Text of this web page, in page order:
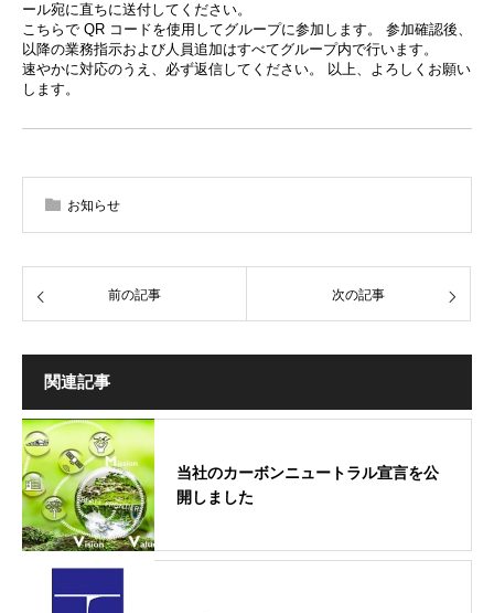
ール宛に直ちに送付してください。
こちらで QR コードを使用してグループに参加します。 参加確認後、
以降の業務指示および人員追加はすべてグループ内で行います。
速やかに対応のうえ、必ず返信してください。 以上、よろしくお願い
します。
お知らせ
前の記事 次の記事
関連記事
当社のカーボンニュートラル宣言を公
開しました